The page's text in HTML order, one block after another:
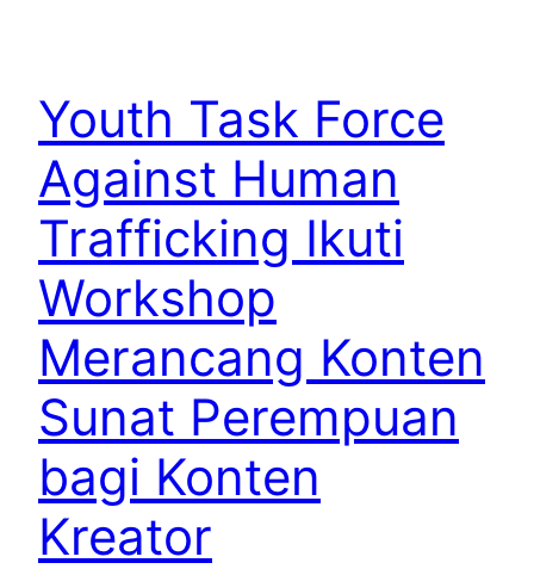
Youth Task Force
Against Human
Trafficking Ikuti
Workshop
Merancang Konten
Sunat Perempuan
bagi Konten
Kreator